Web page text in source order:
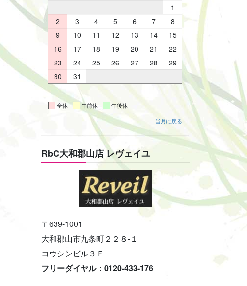
1
2
3 4 5 6 7
8
9
10 11 12 13 14
15
16
17 18 19 20 21
22
23
24 25 26 27 28
29
30
31
全休 午前休
午後休
当月に戻る
RbC大和郡山店 レヴェイユ
〒639-1001
大和郡山市九条町２２８-１
コウシンビル３Ｆ
フリーダイヤル：0120-433-176